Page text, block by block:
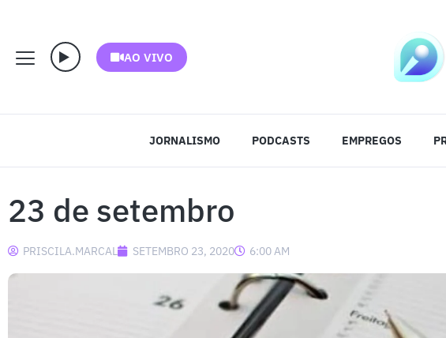
AO VIVO
JORNALISMO PODCASTS EMPREGOS
23 de setembro
PRISCILA.MARCAL SETEMBRO 23, 2020 6:00 AM